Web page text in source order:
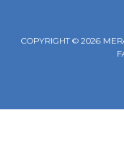
COPYRIGHT © 2026